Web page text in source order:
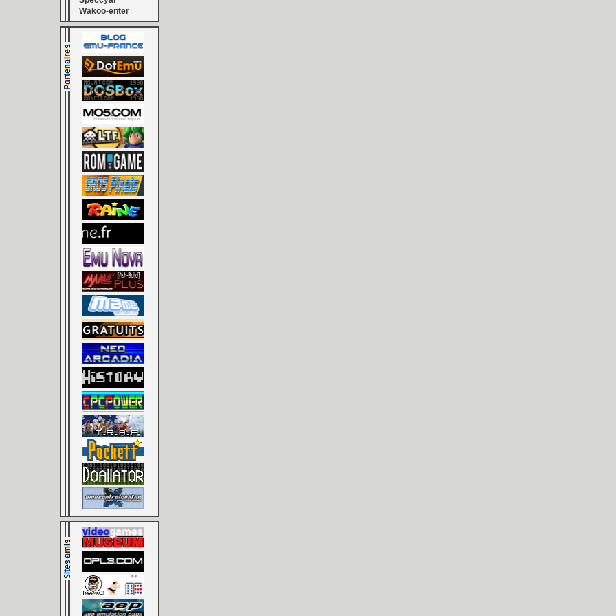
[GK] Minecraft et ses «
[GK] Beast of
[GK] Ubisoft : fin de partie
[GK] Dan Houser (GTA)
[GK] Comment EA Sports
[GK] Crimson Moon : un
[GK] Isle of Reveries : le
[GK] Moonlighter 2 : The
[GK] Capcom relance
[Mo5] Deux inédits du
[GK] Le beat'em up The
Wakoo-enter